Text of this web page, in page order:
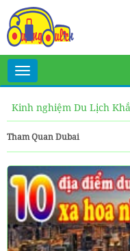
Toggle
navigation
Kinh nghiệm Du Lịch
Tham Quan Dubai